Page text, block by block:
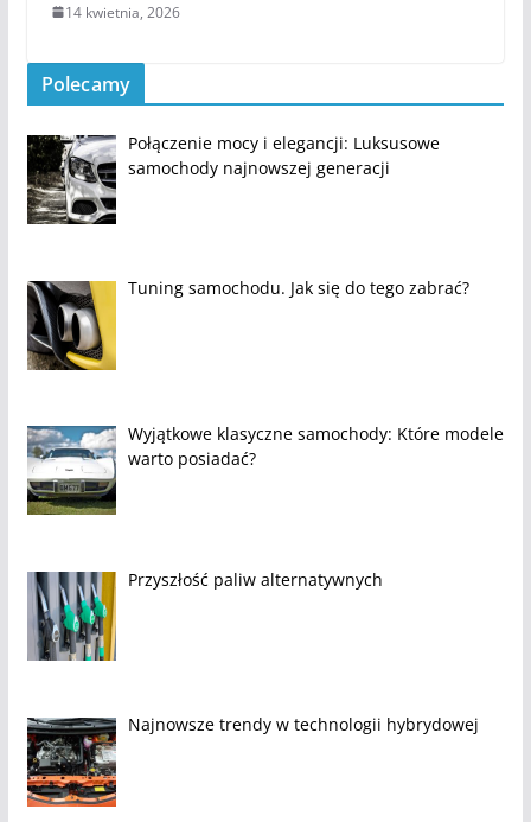
14 kwietnia, 2026
Polecamy
Połączenie mocy i elegancji: Luksusowe
samochody najnowszej generacji
Tuning samochodu. Jak się do tego zabrać?
Wyjątkowe klasyczne samochody: Które modele
warto posiadać?
Przyszłość paliw alternatywnych
Najnowsze trendy w technologii hybrydowej